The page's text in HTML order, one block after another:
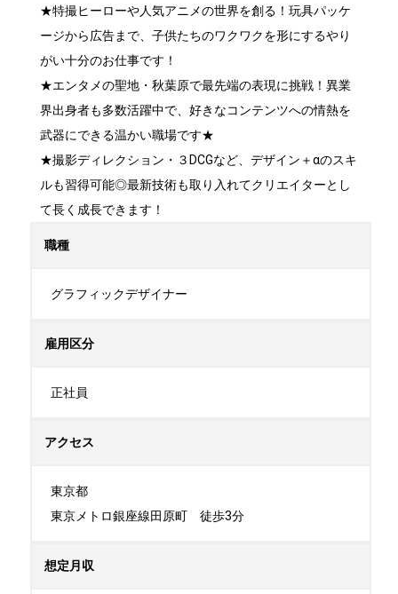
★特撮ヒーローや人気アニメの世界を創る！玩具パッケ
ージから広告まで、子供たちのワクワクを形にするやり
がい十分のお仕事です！
★エンタメの聖地・秋葉原で最先端の表現に挑戦！異業
界出身者も多数活躍中で、好きなコンテンツへの情熱を
武器にできる温かい職場です★
★撮影ディレクション・３DCGなど、デザイン＋αのスキ
ルも習得可能◎最新技術も取り入れてクリエイターとし
て長く成長できます！
職種
グラフィックデザイナー
雇用区分
正社員
アクセス
東京都
東京メトロ銀座線田原町　徒歩3分
想定月収